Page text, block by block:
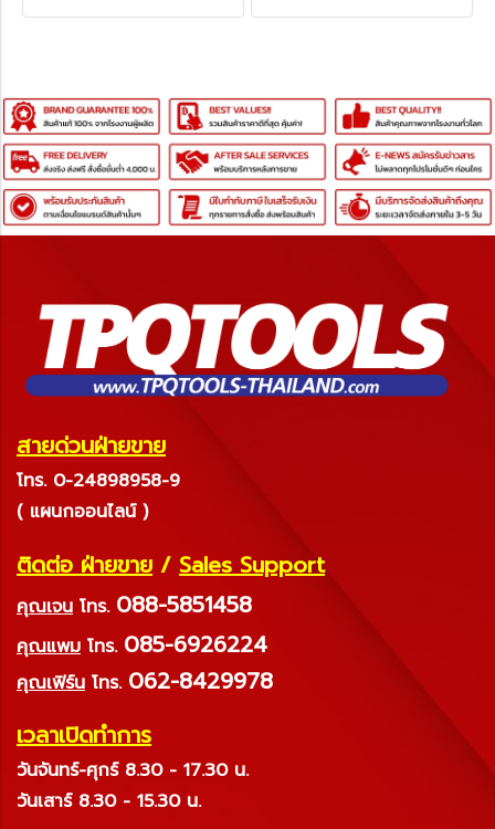
สายด่วนฝ่ายขาย
โทร. 0-24898958-9
( แผนกออนไลน์ )
ติดต่อ ฝ่ายขาย / Sales Support
คุณเจน โทร. 088-5851458
คุณแพม โทร. 085-6926224
คุณเฟิร์น โทร. 062-8429978
เวลาเปิดทำการ
วันจันทร์-ศุกร์ 8.30 - 17.30 น.
วันเสาร์ 8.30 - 15.30 น.